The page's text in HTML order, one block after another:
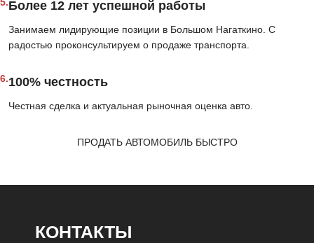
Более 12 лет успешной работы
Занимаем лидирующие позиции в Большом Нагаткино. С
радостью проконсультируем о продаже транспорта.
6.100% честность
Честная сделка и актуальная рыночная оценка авто.
ПРОДАТЬ АВТОМОБИЛЬ БЫСТРО
КОНТАКТЫ